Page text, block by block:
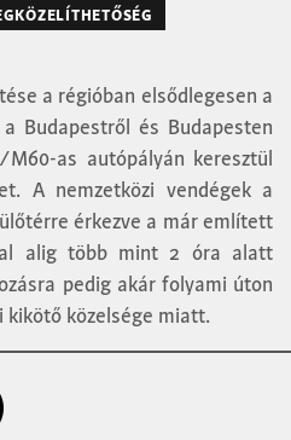
a régióban elsődlegesen a
Budapestről és Budapesten
as autópályán keresztül
A nemzetközi vendégek a
érkezve a már említett
alig több mint 2 óra alatt
pedig akár folyami úton
kikötő közelsége miatt.